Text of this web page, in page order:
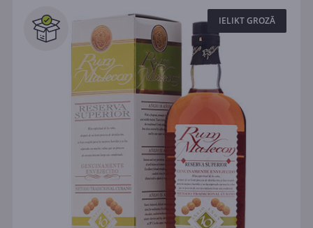
IELIKT GROZĀ